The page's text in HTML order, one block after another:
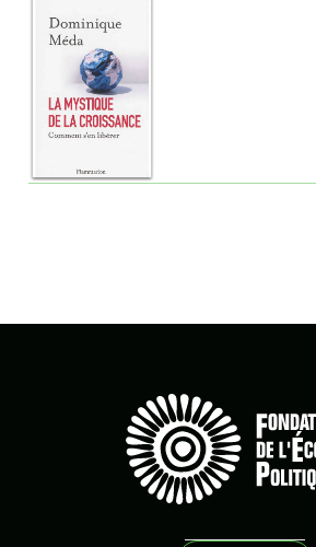
liberté
lieux
Lipietz Alain
Littérature
Nouveau Front Populaire